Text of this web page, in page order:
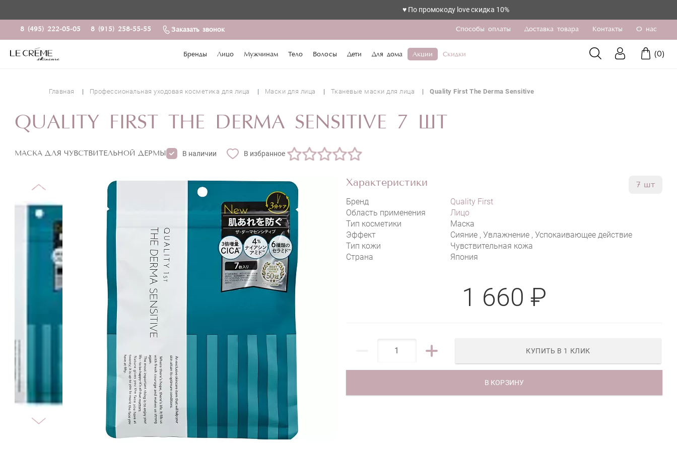
♥️ По промокоду love скидка 10%
8 (495) 222-05-05 8 (915) 258-55-55 Заказать звонок Способы оплаты Доставка товара Контакты О нас
Бренды Лицо Мужчинам Тело Волосы Дети Для дома Акции Скидки (0)
Главная Профессиональная уходовая косметика для лица Маски для лица Тканевые маски для лица Quality First The Derma Sensitive
QUALITY FIRST THE DERMA SENSITIVE 7 ШТ
МАСКА ДЛЯ ЧУВСТВИТЕЛЬНОЙ ДЕРМЫ В наличии В избранное
Характеристики
7 шт
Бренд
Quality First
Область применения
Лицо
Тип косметики
Маска
Эффект
Сияние , Увлажнение , Успокаивающее действие
Тип кожи
Чувствительная кожа
Страна
Япония
1 660 ₽
В КОРЗИНУ
КУПИТЬ В 1 КЛИК